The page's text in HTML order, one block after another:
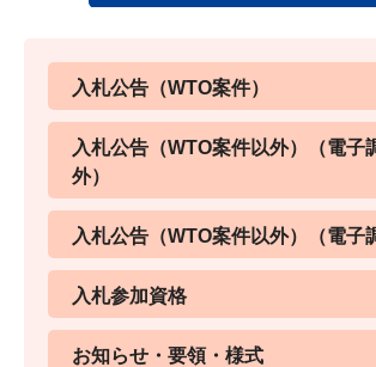
入札公告（WTO案件）
入札公告（WTO案件以外）（電子
外）
入札公告（WTO案件以外）（電子
入札参加資格
お知らせ・要領・様式